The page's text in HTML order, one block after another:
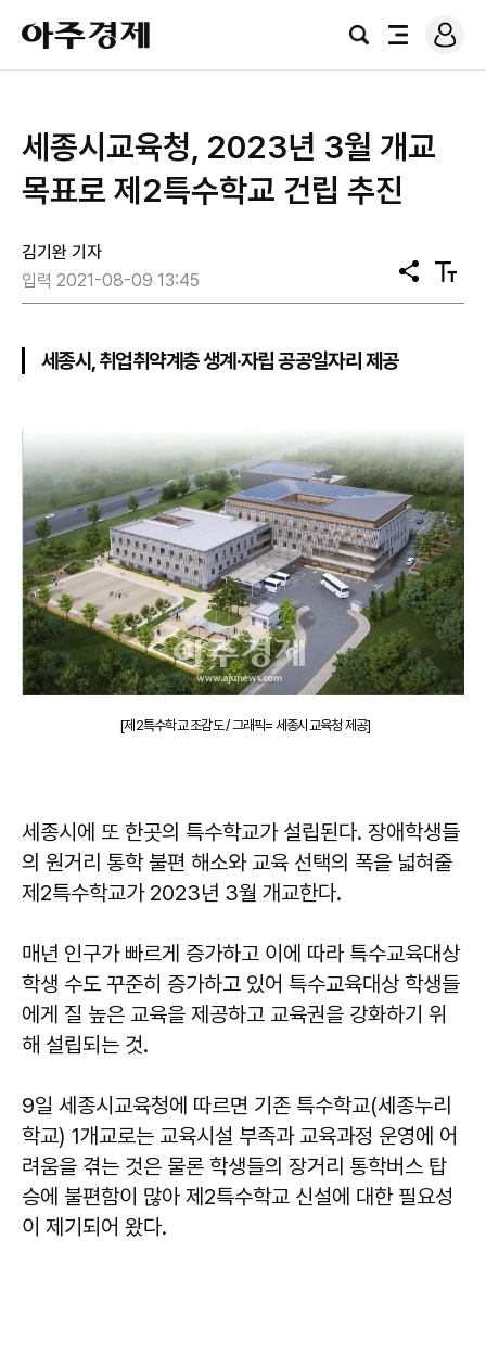
아
주
경
검
전
로
그
세종시교육청, 2023년 3월 개교
목표로 제2특수학교 건립 추진
김기완 기자
입력 2021-08-09 13:45
공
유
텍
스
세종시, 취업취약계층 생계·자립 공공일자리 제공
[제2특수학교 조감도 / 그래픽= 세종시교육청 제공]
세종시에 또 한곳의 특수학교가 설립된다. 장애학생들
의 원거리 통학 불편 해소와 교육 선택의 폭을 넓혀줄
제2특수학교가 2023년 3월 개교한다.
매년 인구가 빠르게 증가하고 이에 따라 특수교육대상
학생 수도 꾸준히 증가하고 있어 특수교육대상 학생들
에게 질 높은 교육을 제공하고 교육권을 강화하기 위
해 설립되는 것.
9일 세종시교육청에 따르면 기존 특수학교(세종누리
학교) 1개교로는 교육시설 부족과 교육과정 운영에 어
려움을 겪는 것은 물론 학생들의 장거리 통학버스 탑
승에 불편함이 많아 제2특수학교 신설에 대한 필요성
이 제기되어 왔다.